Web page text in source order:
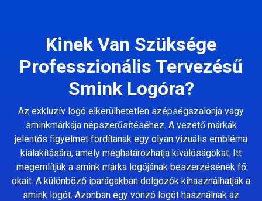
Kinek Van Szüksége
Professzionális Tervezésű
Smink Logóra?
Az exkluzív logó elkerülhetetlen szépségszalonja vagy
sminkmárkája népszerűsítéséhez. A vezető márkák
jelentős figyelmet fordítanak egy olyan vizuális embléma
kialakítására, amely meghatározhatja kiválóságokat. Itt
megemlítjük a smink márka logójának beszerzésének fő
okait. A különböző iparágakban dolgozók kihasználhatják a
smink logót. Azonban egy vonzó logót használnak az